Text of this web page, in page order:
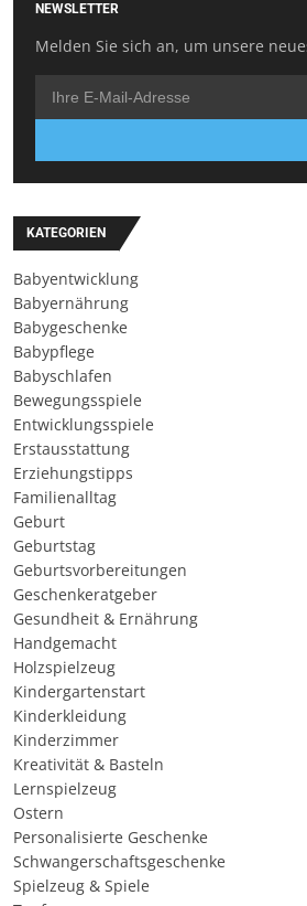
NEWSLETTER
Melden Sie sich an, um unsere
KATEGORIEN
Babyentwicklung
Babyernährung
Babygeschenke
Babypflege
Babyschlafen
Bewegungsspiele
Entwicklungsspiele
Erstausstattung
Erziehungstipps
Familienalltag
Geburt
Geburtstag
Geburtsvorbereitungen
Geschenkeratgeber
Gesundheit & Ernährung
Handgemacht
Holzspielzeug
Kindergartenstart
Kinderkleidung
Kinderzimmer
Kreativität & Basteln
Lernspielzeug
Ostern
Personalisierte Geschenke
Schwangerschaftsgeschenke
Spielzeug & Spiele